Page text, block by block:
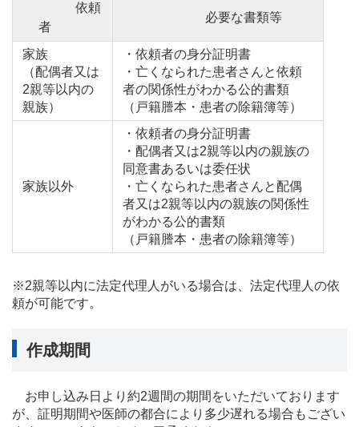
依頼
者
必要な書類等
家族
（配偶者又は
2親等以内の
親族）
・依頼者の身分証明書
・亡くなられた患者さんと依頼
者の関係性がわかる公的書類
（戸籍謄本・患者の除籍簿等）
家族以外
・依頼者の身分証明書
・配偶者又は2親等以内の親族の
同意書あるいは委任状
・亡くなられた患者さんと配偶
者又は2親等以内の親族の関係性
がわかる公的書類
（戸籍謄本・患者の除籍簿等）
※2親等以内に法定代理人がいる場合は、法定代理人の依
頼が可能です。
作成期間
お申し込み日より約2週間の期間をいただいております
が、証明期間や医師の都合により多少遅れる場合もござい